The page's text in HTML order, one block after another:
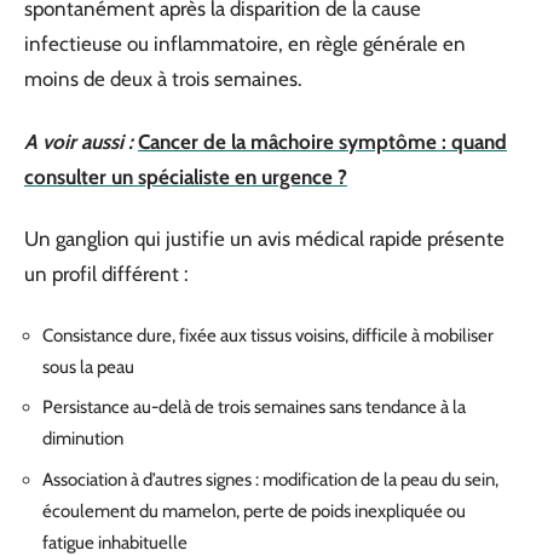
spontanément après la disparition de la cause
infectieuse ou inflammatoire, en règle générale en
moins de deux à trois semaines.
A voir aussi : Cancer de la mâchoire symptôme : quand
consulter un spécialiste en urgence ?
Un ganglion qui justifie un avis médical rapide présente
un profil différent :
Consistance dure, fixée aux tissus voisins, difficile à mobiliser
sous la peau
Persistance au-delà de trois semaines sans tendance à la
diminution
Association à d’autres signes : modification de la peau du sein,
écoulement du mamelon, perte de poids inexpliquée ou
fatigue inhabituelle